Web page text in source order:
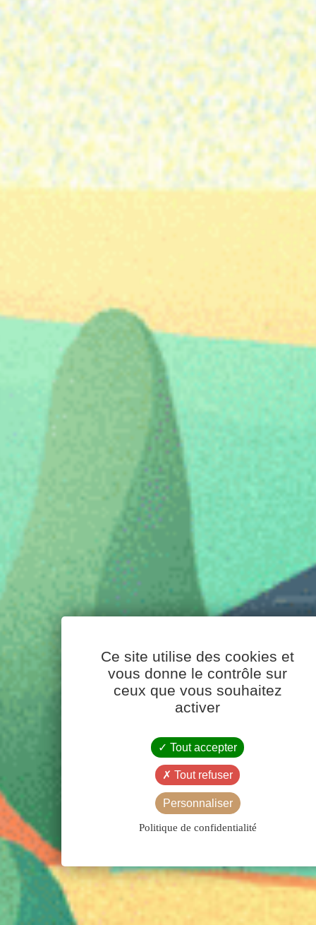
Ce site utilise des cookies et
vous donne le contrôle sur
ceux que vous souhaitez
activer
Tout accepter
Tout refuser
Personnaliser
Politique de confidentialité